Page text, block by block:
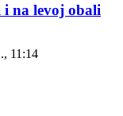
i na levoj obali
11:14